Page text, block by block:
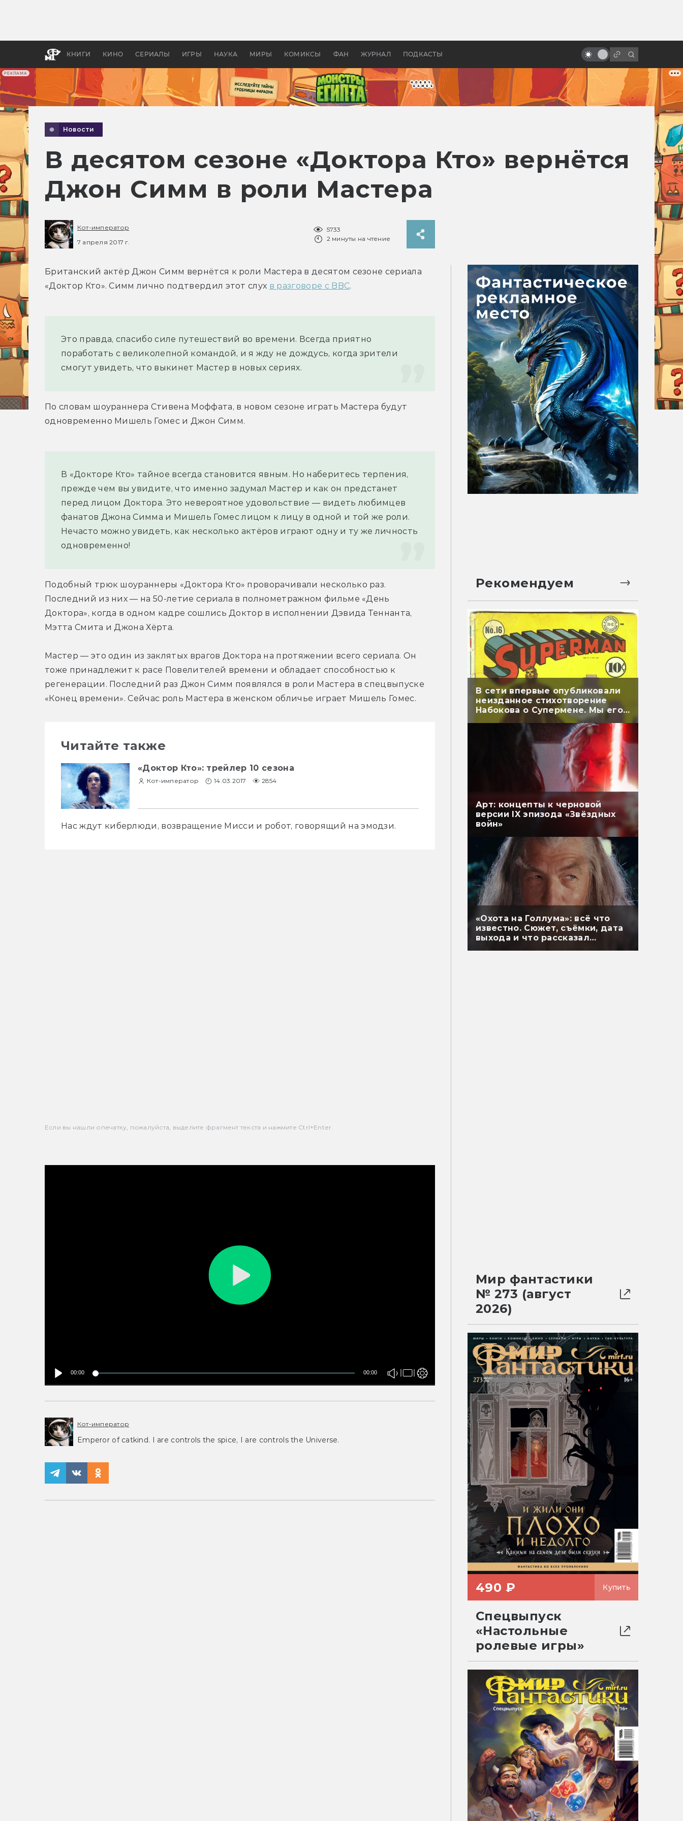
РЕКЛАМА
КНИГИ КИНО СЕРИАЛЫ ИГРЫ НАУКА МИРЫ КОМИКСЫ ФАН ЖУРНАЛ ПОДКАСТЫ
бы «Властелина колец»
Древней Грецией
Фантастические порнопародии
Новости
В десятом сезоне «Доктора Кто» вернётся
Джон Симм в роли Мастера
Кот-император
7 апреля 2017 г.
5733
2 минуты на чтение
Британский актёр Джон Симм вернётся к роли Мастера в десятом сезоне сериала
«Доктор Кто». Симм лично подтвердил этот слух в разговоре с BBC.
Это правда, спасибо силе путешествий во времени. Всегда приятно
поработать с великолепной командой, и я жду не дождусь, когда зрители
смогут увидеть, что выкинет Мастер в новых сериях.
По словам шоураннера Стивена Моффата, в новом сезоне играть Мастера будут
одновременно Мишель Гомес и Джон Симм.
В «Докторе Кто» тайное всегда становится явным. Но наберитесь терпения,
прежде чем вы увидите, что именно задумал Мастер и как он предстанет
перед лицом Доктора. Это невероятное удовольствие — видеть любимцев
фанатов Джона Симма и Мишель Гомес лицом к лицу в одной и той же роли.
Нечасто можно увидеть, как несколько актёров играют одну и ту же личность
одновременно!
Подобный трюк шоураннеры «Доктора Кто» проворачивали несколько раз.
Последний из них — на 50-летие сериала в полнометражном фильме «День
Доктора», когда в одном кадре сошлись Доктор в исполнении Дэвида Теннанта,
Мэтта Смита и Джона Хёрта.
Мастер — это один из заклятых врагов Доктора на протяжении всего сериала. Он
тоже принадлежит к расе Повелителей времени и обладает способностью к
регенерации. Последний раз Джон Симм появлялся в роли Мастера в спецвыпуске
«Конец времени». Сейчас роль Мастера в женском обличье играет Мишель Гомес.
Читайте также
«Доктор Кто»: трейлер 10 сезона
Кот-император 14.03.2017 2854
Нас ждут киберлюди, возвращение Мисси и робот, говорящий на эмодзи.
Если вы нашли опечатку, пожалуйста, выделите фрагмент текста и нажмите Ctrl+Enter.
00:00 00:00
Кот-император
Emperor of catkind. I are controls the spice, I are controls the Universe.
Рекомендуем
В сети впервые опубликовали
неизданное стихотворение
Набокова о Супермене. Мы его
перевели
Арт: концепты к черновой
версии IX эпизода «Звёздных
войн»
«Охота на Голлума»: всё что
известно. Сюжет, съёмки, дата
выхода и что рассказал
Мир фантастики
№ 273 (август
2026)
490 ₽ Купить
Спецвыпуск
«Настольные
ролевые игры»